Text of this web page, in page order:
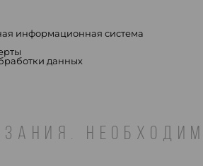
информационная система
данных